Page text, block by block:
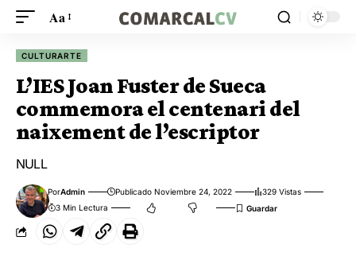
Aa
CULTURARTE
L’IES Joan Fuster de Sueca
commemora el centenari del
naixement de l’escriptor
NULL
PorAdmin Publicado Noviembre 24, 2022
329 Vistas
3 Min Lectura